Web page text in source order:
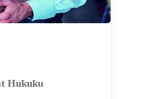
Hukuku